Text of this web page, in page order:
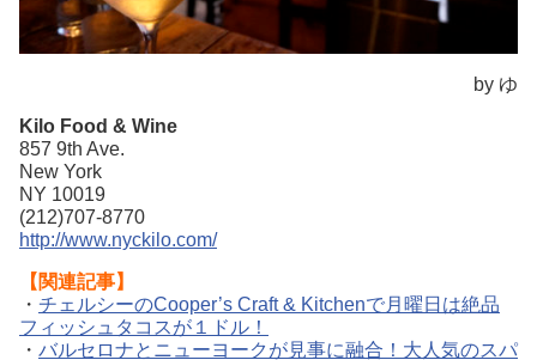
by ゆ
Kilo Food & Wine
857 9th Ave.
New York
NY 10019
(212)707-8770
http://www.nyckilo.com/
【関連記事】
・ チェルシーのCooper’s Craft & Kitchenで月曜日は絶品
フィッシュタコスが１ドル！
・ バルセロナとニューヨークが見事に融合！大人気のスパ